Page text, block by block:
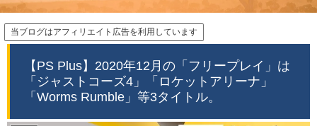
当ブログはアフィリエイト広告を利用しています
【PS Plus】2020年12月の「フリープレイ」は
「ジャストコーズ4」「ロケットアリーナ」
「Worms Rumble」等3タイトル。